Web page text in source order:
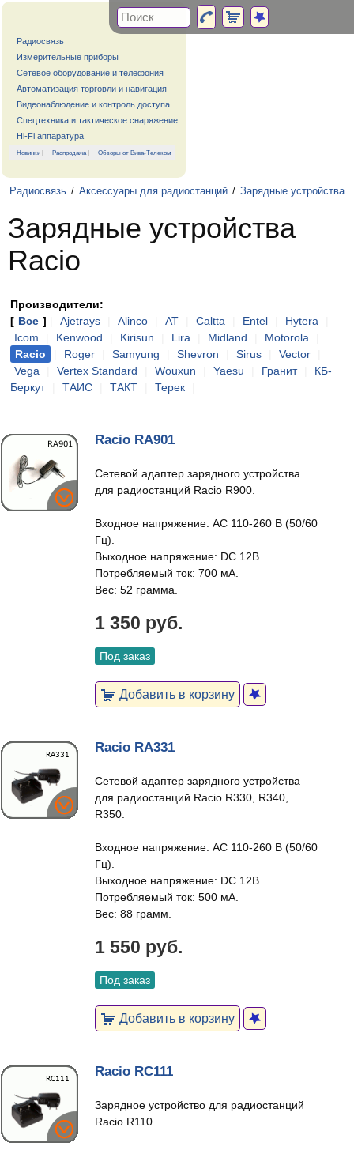
Радиосвязь
Измерительные приборы
Сетевое оборудование и телефония
Автоматизация торговли и навигация
Видеонаблюдение и контроль доступа
Спецтехника и тактическое снаряжение
Hi-Fi аппаратура
Новинки | Распродажа| Обзоры от Вива-Телеком
Радиосвязь / Аксессуары для радиостанций / Зарядные устройства
Зарядные устройства
Racio
Производители:
[ Все ] Ajetrays Alinco AT Caltta Entel Hytera
Icom
Kenwood Kirisun Lira Midland Motorola
Racio
Roger Samyung Shevron Sirus Vector
Vega
Vertex Standard Wouxun Yaesu Гранит
КБ-
Беркут
ТАИС ТАКТ Терек
Racio RA901
Сетевой адаптер зарядного устройства
для радиостанций Racio R900.
Входное напряжение: AC 110-260 В (50/60
Гц).
Выходное напряжение: DC 12В.
Потребляемый ток: 700 мА.
Вес: 52 грамма.
1 350 руб.
Под заказ
Добавить в корзину
Racio RA331
Сетевой адаптер зарядного устройства
для радиостанций Racio R330, R340,
R350.
Входное напряжение: AC 110-260 В (50/60
Гц).
Выходное напряжение: DC 12В.
Потребляемый ток: 500 мА.
Вес: 88 грамм.
1 550 руб.
Под заказ
Добавить в корзину
Racio RC111
Зарядное устройство для радиостанций
Racio R110.